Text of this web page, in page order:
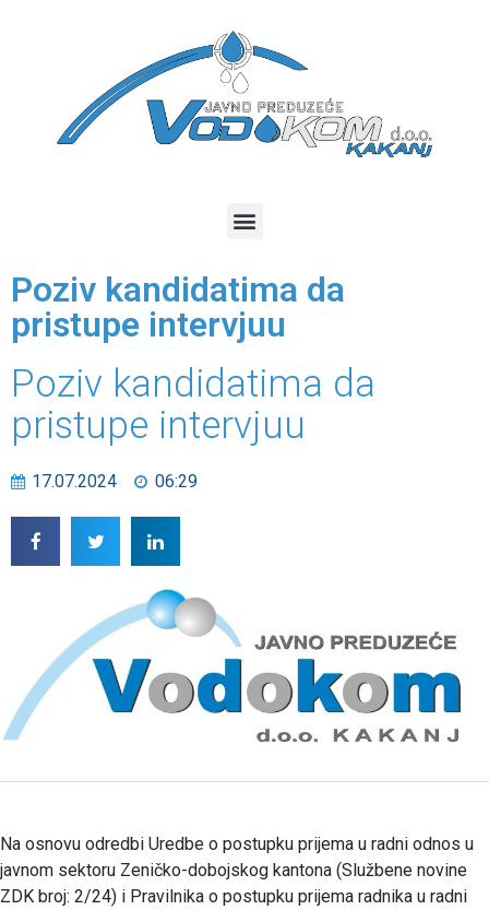
Poziv kandidatima da
pristupe intervjuu
Poziv kandidatima da
pristupe intervjuu
17.07.2024 06:29
Na osnovu odredbi Uredbe o postupku prijema u radni odnos u
javnom sektoru Zeničko-dobojskog kantona (Službene novine
ZDK broj: 2/24) i Pravilnika o postupku prijema radnika u radni